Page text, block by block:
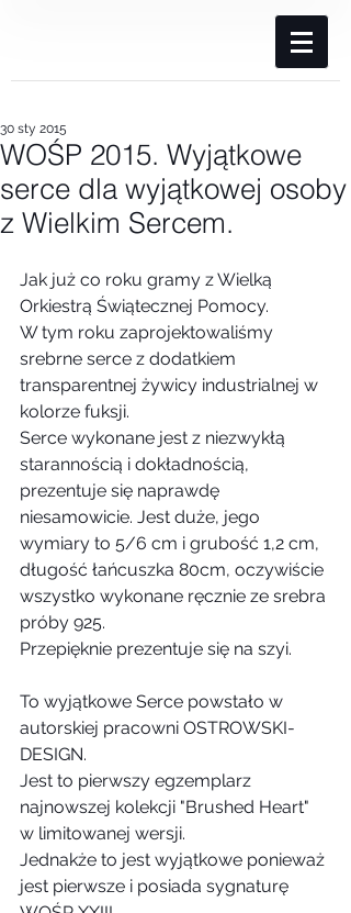
WOŚP 2015. Wyjątkowe
serce dla wyjątkowej osoby
z Wielkim Sercem.
30 sty 2015
Jak już co roku gramy z Wielką
Orkiestrą Świątecznej Pomocy.
W tym roku zaprojektowaliśmy
srebrne serce z dodatkiem
transparentnej żywicy industrialnej w
kolorze fuksji.
Serce wykonane jest z niezwykłą
starannością i dokładnością,
prezentuje się naprawdę
niesamowicie. Jest duże, jego
wymiary to 5/6 cm i grubość 1,2 cm,
długość łańcuszka 80cm, oczywiście
wszystko wykonane ręcznie ze srebra
próby 925.
Przepięknie prezentuje się na szyi.
To wyjątkowe Serce powstało w
autorskiej pracowni OSTROWSKI-
DESIGN.
Jest to pierwszy egzemplarz
najnowszej kolekcji "Brushed Heart"
w limitowanej wersji.
Jednakże to jest wyjątkowe ponieważ
jest pierwsze i posiada sygnaturę